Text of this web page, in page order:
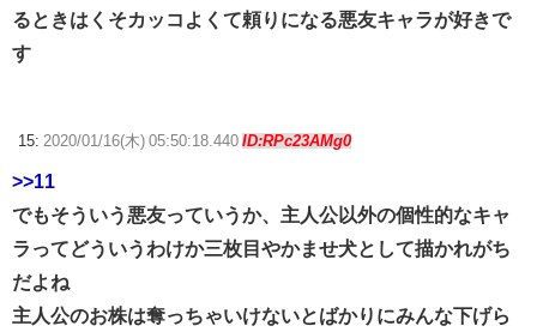
るときはくそカッコよくて頼りになる悪友キャラが好きで
す
15: 2020/01/16(木) 05:50:18.440 ID:RPc23AMg0
>>11
でもそういう悪友っていうか、主人公以外の個性的なキャ
ラってどういうわけか三枚目やかませ犬として描かれがち
だよね
主人公のお株は奪っちゃいけないとばかりにみんな下げら